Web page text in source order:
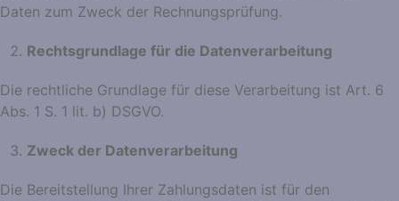
Daten zum Zweck der Rechnungsprüfung.
Rechtsgrundlage für die Datenverarbeitung
Die rechtliche Grundlage für diese Verarbeitung ist Art. 6
Abs. 1 S. 1 lit. b) DSGVO.
Zweck der Datenverarbeitung
Die Bereitstellung Ihrer Zahlungsdaten ist für den